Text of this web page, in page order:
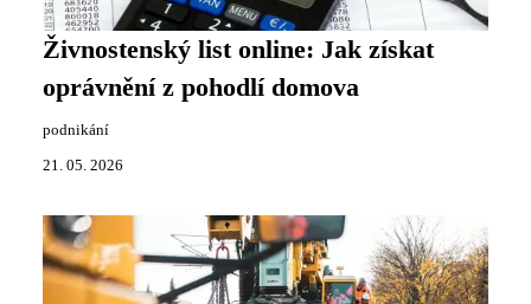
Živnostenský list online: Jak získat
oprávnění z pohodlí domova
podnikání
21. 05. 2026